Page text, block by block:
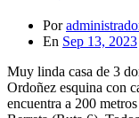
Por
En Sep 13, 2023
Muy linda casa de 3
Ordoñez esquina con
encuentra a 200